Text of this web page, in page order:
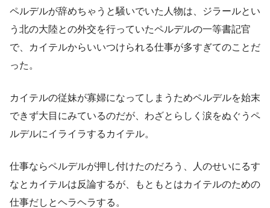
ペルデルが辞めちゃうと騒いでいた人物は、ジラールとい
う北の大陸との外交を行っていたペルデルの一等書記官
で、カイテルからいいつけられる仕事が多すぎてのことだ
った。
カイテルの従妹が寡婦になってしまうためペルデルを始末
できず大目にみているのだが、わざとらしく涙をぬぐうペ
ルデルにイライラするカイテル。
仕事ならペルデルが押し付けたのだろう、人のせいにるす
なとカイテルは反論するが、もともとはカイテルのための
仕事だしとヘラヘラする。